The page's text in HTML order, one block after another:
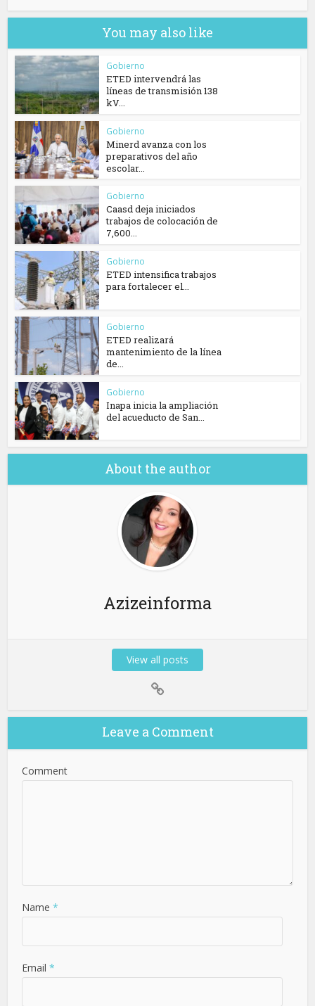
You may also like
Gobierno
ETED intervendrá las
líneas de transmisión 138
kV...
Gobierno
Minerd avanza con los
preparativos del año
escolar...
Gobierno
Caasd deja iniciados
trabajos de colocación de
7,600...
Gobierno
ETED intensifica trabajos
para fortalecer el...
Gobierno
ETED realizará
mantenimiento de la línea
de...
Gobierno
Inapa inicia la ampliación
del acueducto de San...
About the author
Azizeinforma
View all posts
Leave a Comment
Comment
Name *
Email *